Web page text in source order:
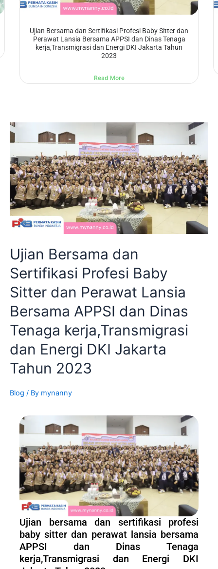
Sertifikasi Instruktur KKNI Level 3 Bersama LSP Imnus
dan APPSI ( Asosiasi Pelatihan dan Penempatan
Pekerja Rumah Tangga Seluruh Indonesia )
Ujian Bersama dan
Sertifikasi Profesi Baby
Sitter dan Perawat Lansia
Bersama APPSI dan Dinas
Tenaga kerja,Transmigrasi
dan Energi DKI Jakarta
Tahun 2023
Ujian bersama dan sertifikasi profesi
baby sitter dan perawat lansia bersama
APPSI dan Dinas Tenaga
kerja,Transmigrasi dan Energi DKI
Jakarta Tahun 2023